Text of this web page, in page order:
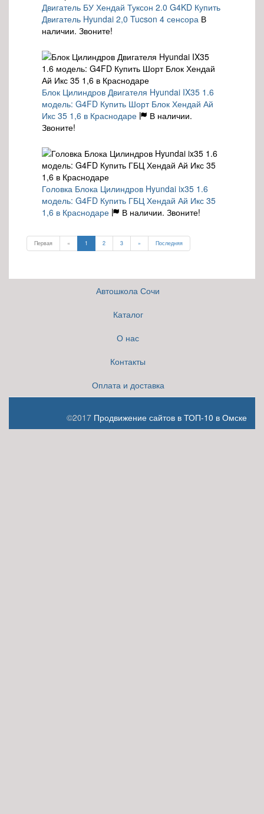
Двигатель БУ Хендай Туксон 2.0 G4KD Купить
Двигатель Hyundai 2,0 Tucson 4 сенсора В
наличии. Звоните!
Блок Цилиндров Двигателя Hyundai IX35 1.6
модель: G4FD Купить Шорт Блок Хендай Ай
Икс 35 1,6 в Краснодаре
В наличии.
Звоните!
Головка Блока Цилиндров Hyundai ix35 1.6
модель: G4FD Купить ГБЦ Хендай Ай Икс 35
1,6 в Краснодаре
В наличии. Звоните!
Первая « 1 2 3 » Последняя
Автошкола Сочи
Каталог
О нас
Контакты
Оплата и доставка
©2017 Продвижение сайтов в ТОП-10 в Омске